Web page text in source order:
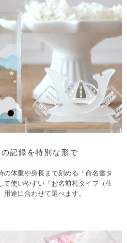
記録を特別な形で
の体重や身長まで刻める「命名書タ
て使いやすい「お名前札タイプ（生
用途に合わせて選べます。